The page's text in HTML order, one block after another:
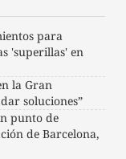
para
'superillas' en
la Gran
soluciones”
punto de
de Barcelona,